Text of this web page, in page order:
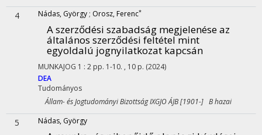
4 Nádas, György ; Orosz, Ferenc*
A szerződési szabadság megjelenése az
általános szerződési feltétel mint
egyoldalú jognyilatkozat kapcsán
MUNKAJOG 1 : 2 pp. 1-10. , 10 p. (2024)
DEA
Tudományos
Állam- és Jogtudományi Bizottság IXGJO ÁJB [1901-] B hazai
5 Nádas, György